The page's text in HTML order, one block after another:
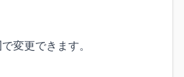
変更できます。